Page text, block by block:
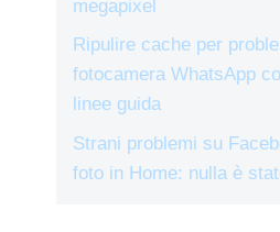
megapixel
Ripulire cache per
fotocamera WhatsApp
linee guida
Strani problemi su
foto in Home: nulla è